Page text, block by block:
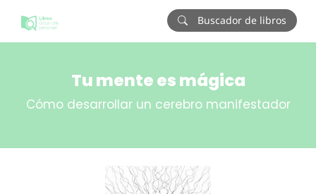
Buscador de libros
Tu mente es mágica
Cómo desarrollar un cerebro manifestador